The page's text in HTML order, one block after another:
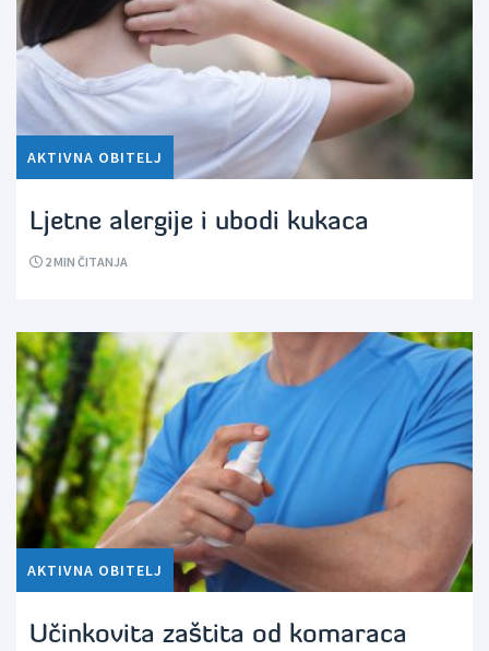
AKTIVNA OBITELJ
Ljetne alergije i ubodi kukaca
2MIN ČITANJA
AKTIVNA OBITELJ
Učinkovita zaštita od komaraca